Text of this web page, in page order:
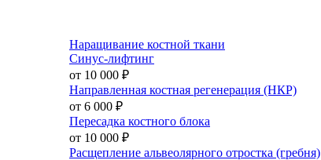
Наращивание костной ткани
Синус-лифтинг
от 10 000 ₽
Направленная костная регенерация (НКР)
от 6 000 ₽
Пересадка костного блока
от 10 000 ₽
Расщепление альвеолярного отростка (гребня)